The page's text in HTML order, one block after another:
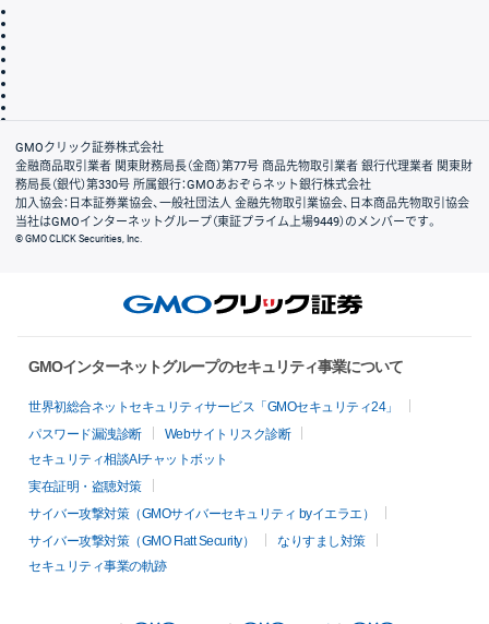
会社案内
GMOクリック証券株式会社
金融商品取引業者 関東財務局長（金商）第77号 商品先物取引業者 銀行代理業者 関東財
務局長（銀代）第330号 所属銀行：GMOあおぞらネット銀行株式会社
加入協会：日本証券業協会、一般社団法人 金融先物取引業協会、日本商品先物取引協会
当社はGMOインターネットグループ（東証プライム上場9449）のメンバーです。
© GMO CLICK Securities, Inc.
GMOインターネットグループのセキュリティ事業について
世界初総合ネットセキュリティサービス「GMOセキュリティ24」
パスワード漏洩診断
Webサイトリスク診断
セキュリティ相談AIチャットボット
実在証明・盗聴対策
サイバー攻撃対策（GMOサイバーセキュリティ byイエラエ）
サイバー攻撃対策（GMO Flatt Security）
なりすまし対策
セキュリティ事業の軌跡